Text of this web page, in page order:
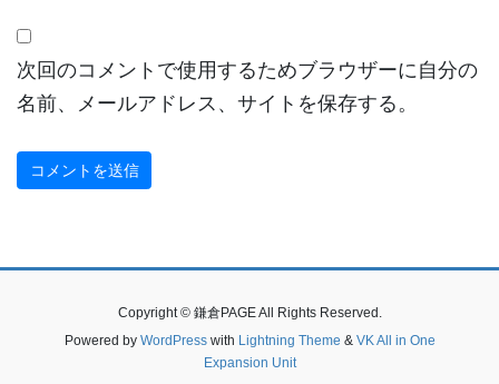
次回のコメントで使用するためブラウザーに自分の
名前、メールアドレス、サイトを保存する。
Copyright © 鎌倉PAGE All Rights Reserved.
Powered by WordPresswith Lightning Theme & VK All in One
Expansion Unit